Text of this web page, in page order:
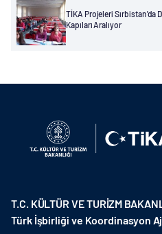
TİKA Projeleri Sırbistan'da
Kapıları Aralıyor
T.C. KÜLTÜR VE TURİZM
Türk İşbirliği ve Koordinasyon